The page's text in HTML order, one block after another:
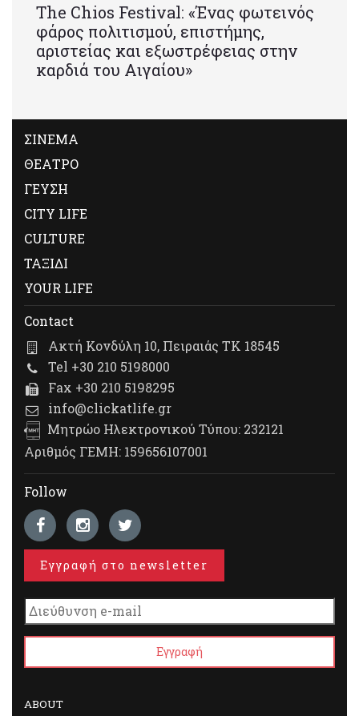
Τhe Chios Festival: «Ένας φωτεινός
φάρος πολιτισμού, επιστήμης,
αριστείας και εξωστρέφειας στην
καρδιά του Αιγαίου»
ΣΙΝΕΜΑ
ΘΕΑΤΡΟ
ΓΕΥΣΗ
CITY LIFE
CULTURE
ΤΑΞΙΔΙ
YOUR LIFE
Contact
Ακτή Κονδύλη 10, Πειραιάς ΤΚ 18545
Tel +30 210 5198000
Fax +30 210 5198295
info@clickatlife.gr
Μητρώο Ηλεκτρονικού Τύπου: 232121
Αριθμός ΓΕΜΗ: 159656107001
Follow
Εγγραφή στο newsletter
ABOUT